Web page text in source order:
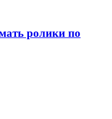
ролики по